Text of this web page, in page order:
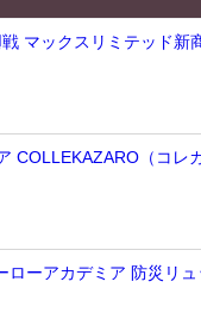
マックスリミテッド新
COLLEKAZARO（コレ
ローアカデミア 防災リュ